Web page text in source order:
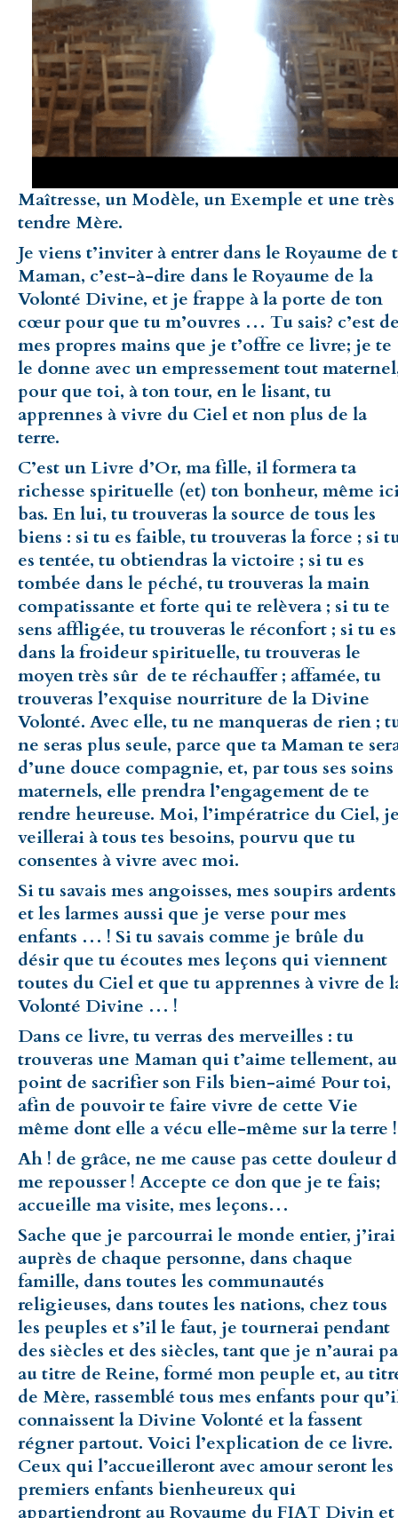
Maîtresse, un Modèle, un Exemple et une très
tendre Mère.
Je viens t’inviter à entrer dans le Royaume de
Maman, c’est-à-dire dans le Royaume de la
Volonté Divine, et je frappe à la porte de ton
cœur pour que tu m’ouvres … Tu sais? c’est
mes propres mains que je t’offre ce livre; je te
le donne avec un empressement tout
pour que toi, à ton tour, en le lisant, tu
apprennes à vivre du Ciel et non plus de la
terre.
C’est un Livre d’Or, ma fille, il formera ta
richesse spirituelle (et) ton bonheur, même
bas. En lui, tu trouveras la source de tous les
biens : si tu es faible, tu trouveras la force ; si
es tentée, tu obtiendras la victoire ; si tu es
tombée dans le péché, tu trouveras la main
compatissante et forte qui te relèvera ; si tu te
sens affligée, tu trouveras le réconfort ; si tu es
dans la froideur spirituelle, tu trouveras le
moyen très sûr de te réchauffer ; affamée, tu
trouveras l’exquise nourriture de la Divine
Volonté. Avec elle, tu ne manqueras de rien ;
ne seras plus seule, parce que ta Maman te
d’une douce compagnie, et, par tous ses soins
maternels, elle prendra l’engagement de te
rendre heureuse. Moi, l’impératrice du Ciel,
veillerai à tous tes besoins, pourvu que tu
consentes à vivre avec moi.
Si tu savais mes angoisses, mes soupirs ardents
et les larmes aussi que je verse pour mes
enfants … ! Si tu savais comme je brûle du
désir que tu écoutes mes leçons qui viennent
toutes du Ciel et que tu apprennes à vivre de
Volonté Divine … !
Dans ce livre, tu verras des merveilles : tu
trouveras une Maman qui t’aime tellement, au
point de sacrifier son Fils bien-aimé Pour toi,
afin de pouvoir te faire vivre de cette Vie
même dont elle a vécu elle-même sur la terre !
Ah ! de grâce, ne me cause pas cette douleur
me repousser ! Accepte ce don que je te fais;
accueille ma visite, mes leçons…
Sache que je parcourrai le monde entier, j’irai
auprès de chaque personne, dans chaque
famille, dans toutes les communautés
religieuses, dans toutes les nations, chez tous
les peuples et s’il le faut, je tournerai pendant
des siècles et des siècles, tant que je n’aurai
au titre de Reine, formé mon peuple et, au
de Mère, rassemblé tous mes enfants pour
connaissent la Divine Volonté et la fassent
régner partout. Voici l’explication de ce livre.
Ceux qui l’accueilleront avec amour seront les
premiers enfants bienheureux qui
appartiendront au Royaume du FIAT Divin et